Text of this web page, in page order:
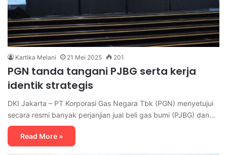
Kartika Melani 21 Mei 2025 201
PGN tanda tangani PJBG serta kerja
identik strategis
DKI Jakarta – PT Korporasi Gas Negara Tbk (PGN) menyetujui
secara resmi banyak perjanjian jual beli gas bumi (PJBG) dan…
Read More »